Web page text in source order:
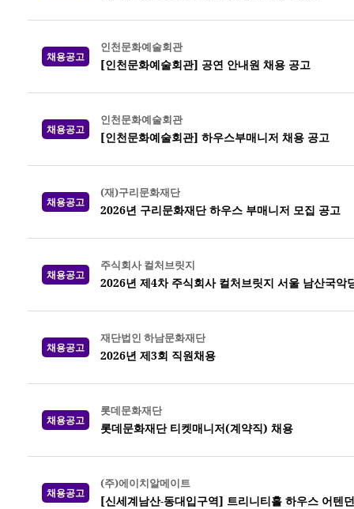
채용공고
인천문화예술회관
[인천문화예술회관] 공연 안내원 채용 공고
채용공고
인천문화예술회관
[인천문화예술회관] 하우스부매니저 채용 공고
채용공고
(재)구리문화재단
2026년 구리문화재단 하우스 부매니저 모집 공고
채용공고
주식회사 컬처브릿지
2026년 제4차 주식회사 컬처브릿지 서울 남산국악
채용공고
재단법인 하남문화재단
2026년 제3회 직원채용
채용공고
롯데문화재단
롯데문화재단 티켓매니저(계약직) 채용
채용공고
(주)에이치알메이트
[신세계남산-동대입구역] 트리니티홀 하우스 어텐